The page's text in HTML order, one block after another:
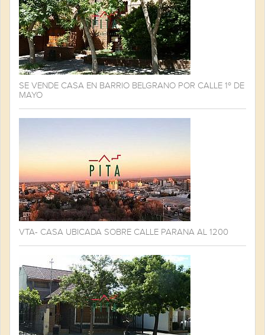
SE VENDE CASA EN BARRIO BELGRANO POR CALLE 1º DE
MAYO
VTA- CASA UBICADA SOBRE CALLE PARANA AL 1200